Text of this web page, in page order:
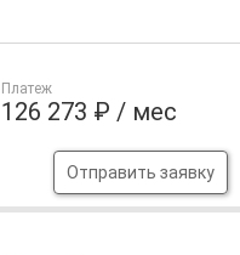
Платеж
126 273 ₽ / мес
Отправить заявку